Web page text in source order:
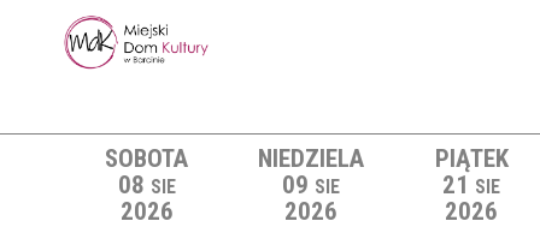
SOBOTA
08 SIE
2026
NIEDZIELA
09 SIE
2026
PIĄTEK
21 SIE
2026